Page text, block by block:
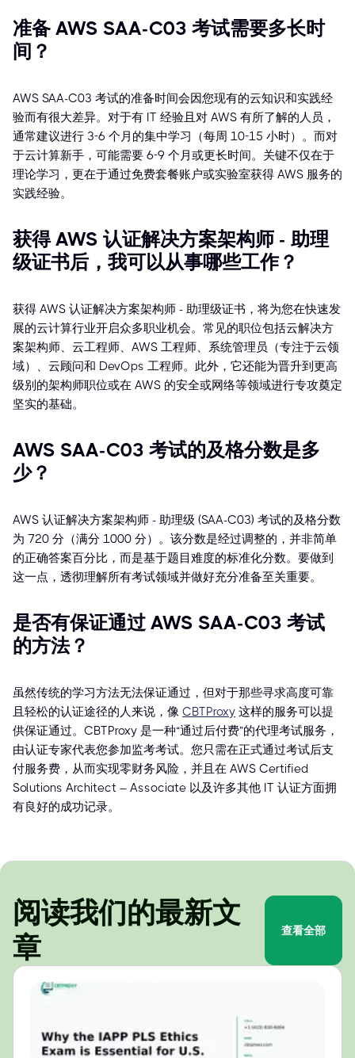
准备 AWS SAA-C03 考试需要多长时
间？
AWS SAA-C03 考试的准备时间会因您现有的云知识和实践经
验而有很大差异。对于有 IT 经验且对 AWS 有所了解的人员，
通常建议进行 3-6 个月的集中学习（每周 10-15 小时）。而对
于云计算新手，可能需要 6-9 个月或更长时间。关键不仅在于
理论学习，更在于通过免费套餐账户或实验室获得 AWS 服务的
实践经验。
获得 AWS 认证解决方案架构师 - 助理
级证书后，我可以从事哪些工作？
获得 AWS 认证解决方案架构师 - 助理级证书，将为您在快速发
展的云计算行业开启众多职业机会。常见的职位包括云解决方
案架构师、云工程师、AWS 工程师、系统管理员（专注于云领
域）、云顾问和 DevOps 工程师。此外，它还能为晋升到更高
级别的架构师职位或在 AWS 的安全或网络等领域进行专攻奠定
坚实的基础。
AWS SAA-C03 考试的及格分数是多
少？
AWS 认证解决方案架构师 - 助理级 (SAA-C03) 考试的及格分数
为 720 分（满分 1000 分）。该分数是经过调整的，并非简单
的正确答案百分比，而是基于题目难度的标准化分数。要做到
这一点，透彻理解所有考试领域并做好充分准备至关重要。
是否有保证通过 AWS SAA-C03 考试
的方法？
虽然传统的学习方法无法保证通过，但对于那些寻求高度可靠
且轻松的认证途径的人来说，像 CBTProxy 这样的服务可以提
供保证通过。CBTProxy 是一种“通过后付费”的代理考试服务，
由认证专家代表您参加监考考试。您只需在正式通过考试后支
付服务费，从而实现零财务风险，并且在 AWS Certified
Solutions Architect – Associate 以及许多其他 IT 认证方面拥
有良好的成功记录。
阅读我们的最新文
章
查看全部